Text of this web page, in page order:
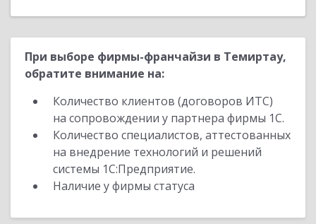
При выборе фирмы-франчайзи в Темиртау,
обратите внимание на:
Количество клиентов (договоров ИТС)
на сопровождении у партнера фирмы 1С.
Количество специалистов, аттестованных
на внедрение технологий и решений
системы 1С:Предприятие.
Наличие у фирмы статуса